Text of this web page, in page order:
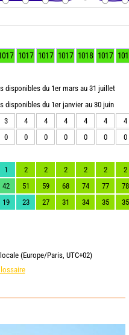
1017 1017 1017 1018 1017
disponibles du 1er mars au 31 juillet
disponibles du 1er janvier au 30 juin
3 4 4 4 4 4
4
0 0 0 0 0 0 0
1 2 2 2 2 2
2
42 51 59 68 74 77
78
19 23 27 31 34 35 35
(Europe/Paris, UTC+02)